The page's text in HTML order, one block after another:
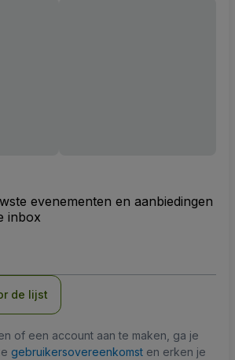
evenementen en aanbiedingen
inbox
de lijst
of een account aan te maken, ga je
gebruikersovereenkomst en erken je